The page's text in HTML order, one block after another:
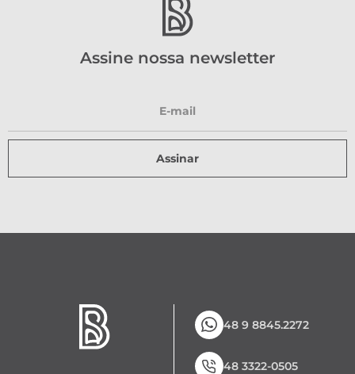
Assine nossa newsletter
Assinar
48 9 8845.2272
48 3322-0505